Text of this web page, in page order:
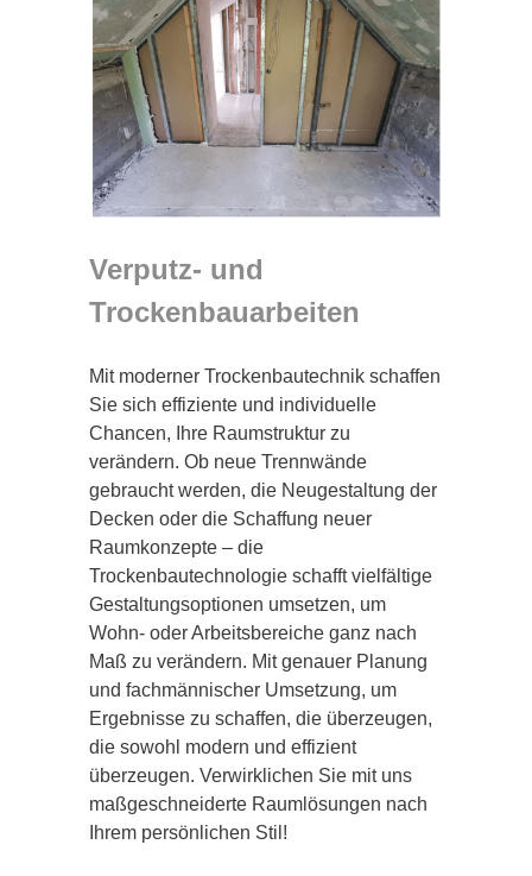
Verputz- und
Trockenbauarbeiten
Mit moderner Trockenbautechnik schaffen
Sie sich effiziente und individuelle
Chancen, Ihre Raumstruktur zu
verändern. Ob neue Trennwände
gebraucht werden, die Neugestaltung der
Decken oder die Schaffung neuer
Raumkonzepte – die
Trockenbautechnologie schafft vielfältige
Gestaltungsoptionen umsetzen, um
Wohn- oder Arbeitsbereiche ganz nach
Maß zu verändern. Mit genauer Planung
und fachmännischer Umsetzung, um
Ergebnisse zu schaffen, die überzeugen,
die sowohl modern und effizient
überzeugen. Verwirklichen Sie mit uns
maßgeschneiderte Raumlösungen nach
Ihrem persönlichen Stil!